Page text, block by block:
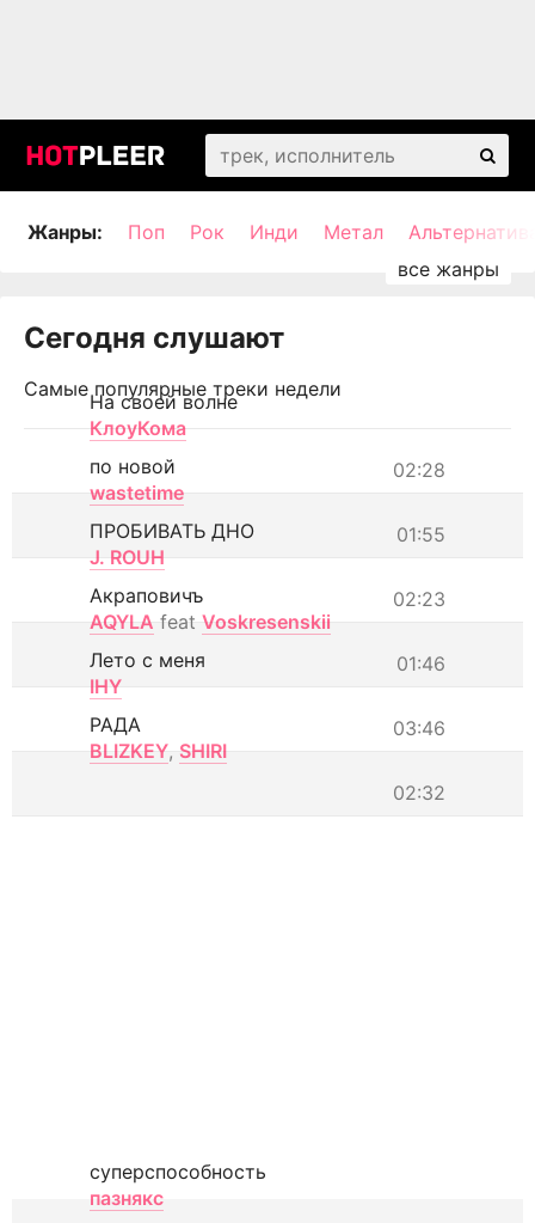
Жанры: Поп Рок Инди Метал
Сегодня слушают
Самые популярные треки недели
На своей волне
КлоуКома
02:28
по новой
wastetime
01:55
ПРОБИВАТЬ ДНО
J. ROUH
02:23
Акраповичъ
AQYLA feat Voskresenskii
01:46
Лето с меня
IHY
03:46
РАДА
BLIZKEY, SHIRI
02:32
суперспособность
пазнякс